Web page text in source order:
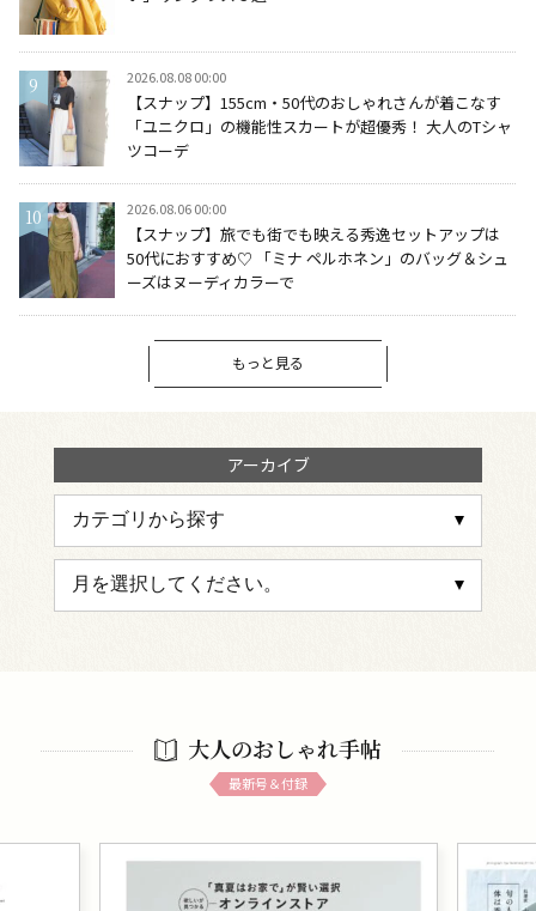
2026.08.08 00:00
【スナップ】155cm・50代のおしゃれさんが着こなす
「ユニクロ」の機能性スカートが超優秀！ 大人のTシャ
ツコーデ
2026.08.06 00:00
【スナップ】旅でも街でも映える秀逸セットアップは
50代におすすめ♡ 「ミナ ペルホネン」のバッグ＆シュ
ーズはヌーディカラーで
もっと見る
アーカイブ
大人のおしゃれ手帖
最新号＆付録